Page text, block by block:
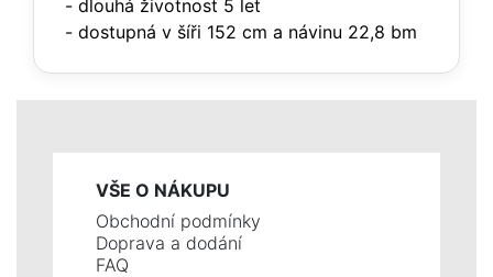
- dlouhá životnost 5 let
- dostupná v šíři 152 cm a návinu 22,8 bm
VŠE O NÁKUPU
Obchodní podmínky
Doprava a dodání
FAQ